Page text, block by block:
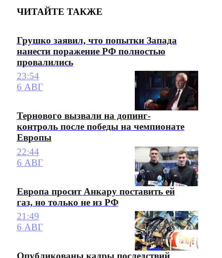
ЧИТАЙТЕ ТАКЖЕ
Грушко заявил, что попытки Запада
нанести поражение РФ полностью
провалились
23:54
6 АВГ
Тернового вызвали на допинг-
контроль после победы на чемпионате
Европы
22:44
6 АВГ
Европа просит Анкару поставить ей
газ, но только не из РФ
21:49
6 АВГ
Опубликованы кадры последствий